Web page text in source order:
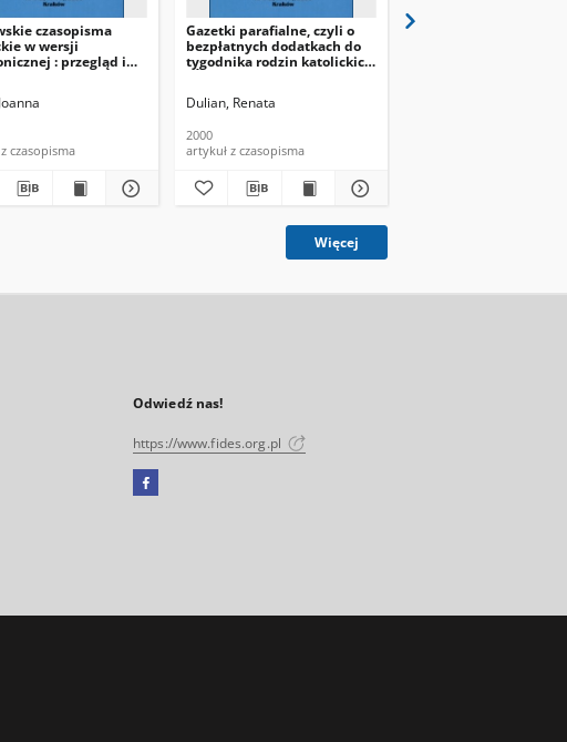
czasopisma
w wersji
: przegląd i
czasopisma
Gazetki parafialne, czyli o
bezpłatnych dodatkach do
tygodnika rodzin katolickich
Dulian, Renata
2000
artykuł z czasopisma
Więcej
Odwiedź nas!
https://www.fides.org.pl
Facebook
nowej